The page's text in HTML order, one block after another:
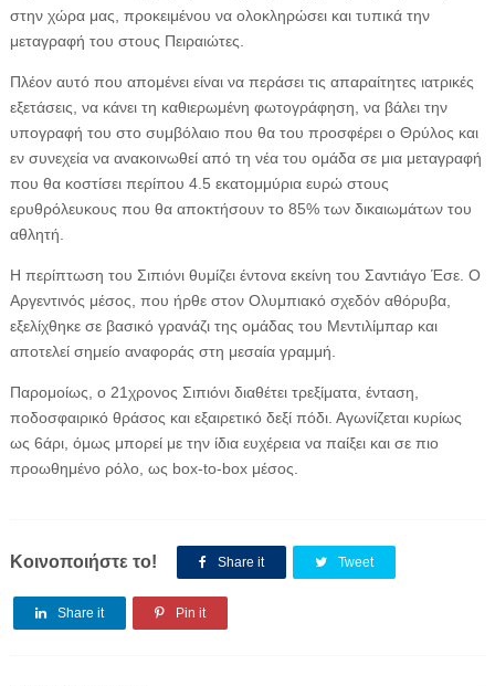
στην χώρα μας, προκειμένου να ολοκληρώσει και τυπικά την
μεταγραφή του στους Πειραιώτες.
Πλέον αυτό που απομένει είναι να περάσει τις απαραίτητες ιατρικές
εξετάσεις, να κάνει τη καθιερωμένη φωτογράφηση, να βάλει την
υπογραφή του στο συμβόλαιο που θα του προσφέρει ο Θρύλος και
εν συνεχεία να ανακοινωθεί από τη νέα του ομάδα σε μια μεταγραφή
που θα κοστίσει περίπου 4.5 εκατομμύρια ευρώ στους
ερυθρόλευκους που θα αποκτήσουν το 85% των δικαιωμάτων του
αθλητή.
Η περίπτωση του Σιπιόνι θυμίζει έντονα εκείνη του Σαντιάγο Έσε. Ο
Αργεντινός μέσος, που ήρθε στον Ολυμπιακό σχεδόν αθόρυβα,
εξελίχθηκε σε βασικό γρανάζι της ομάδας του Μεντιλίμπαρ και
αποτελεί σημείο αναφοράς στη μεσαία γραμμή.
Παρομοίως, ο 21χρονος Σιπιόνι διαθέτει τρεξίματα, ένταση,
ποδοσφαιρικό θράσος και εξαιρετικό δεξί πόδι. Αγωνίζεται κυρίως
ως 6άρι, όμως μπορεί με την ίδια ευχέρεια να παίξει και σε πιο
προωθημένο ρόλο, ως box-to-box μέσος.
Κοινοποιήστε το! Share it Tweet
Share it Pin it